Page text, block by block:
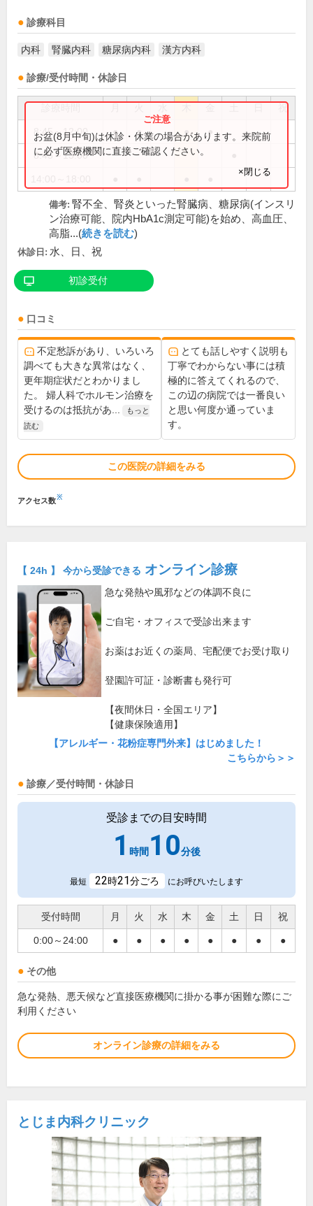
診療科目
内科 腎臓内科 糖尿病内科 漢方内科
診療/受付時間・休診日
祝
8:45～12:00 ● ● ● ●
8:45～13:00
お盆(8月中旬)は休診・休業の場合があります。来院前
に必ず医療機関に直接ご確認ください。
×閉じる
備考: 腎不全、腎炎といった腎臓病、糖尿病(インスリ
ン治療可能、院内HbA1c測定可能)を始め、高血圧、
高脂...(続きを読む)
休診日: 水、日、祝
初診受付
口コミ
不定愁訴があり、いろいろ
調べても大きな異常はなく、
更年期症状だとわかりまし
た。 婦人科でホルモン治療を
受けるのは抵抗があ...
もっと
読む
とても話しやすく説明も
丁寧でわからない事には積
極的に答えてくれるので、
この辺の病院では一番良い
と思い何度か通っていま
す。
この医院の詳細をみる
アクセス数※
【 24h 】 今から受診できる オンライン診療
急な発熱や風邪などの体調不良に
ご自宅・オフィスで受診出来ます
お薬はお近くの薬局、宅配便でお受け取り
登園許可証・診断書も発行可
【夜間休日・全国エリア】
【健康保険適用】
【アレルギー・花粉症専門外来】はじめました！
こちらから＞＞
診療／受付時間・休診日
受診までの目安時間
1 時間10分後
最短 22時21分ごろ にお呼びいたします
受付時間 月 火 水 木 金 土 日 祝
0:00～24:00 ● ● ● ● ● ● ● ●
その他
急な発熱、悪天候など直接医療機関に掛かる事が困難な際にご
利用ください
オンライン診療の詳細をみる
とじま内科クリニック